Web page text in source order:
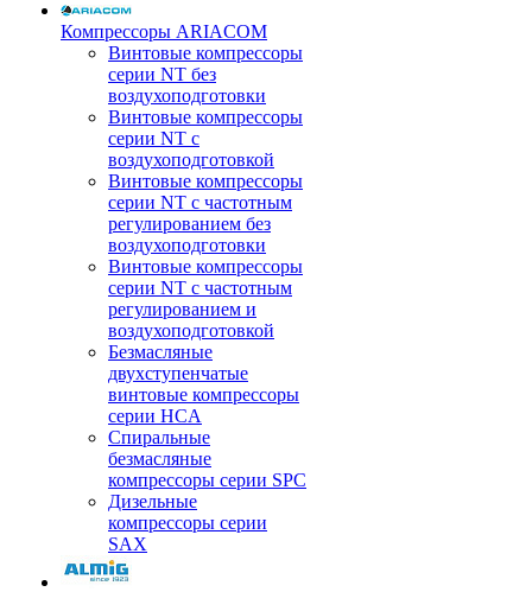
Компрессоры ARIACOM
Винтовые компрессоры
серии NT без
воздухоподготовки
Винтовые компрессоры
серии NT c
воздухоподготовкой
Винтовые компрессоры
серии NT с частотным
регулированием без
воздухоподготовки
Винтовые компрессоры
серии NT с частотным
регулированием и
воздухоподготовкой
Безмасляные
двухступенчатые
винтовые компрессоры
серии HCA
Спиральные
безмасляные
компрессоры серии SPC
Дизельные
компрессоры серии
SAX